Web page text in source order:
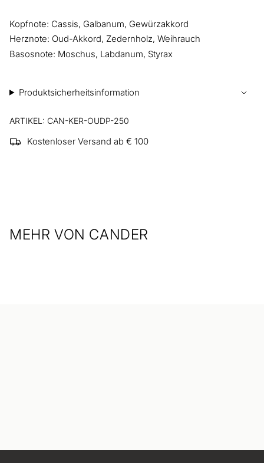
Kopfnote: Cassis, Galbanum, Gewürzakkord
Herznote: Oud-Akkord, Zedernholz, Weihrauch
Basosnote: Moschus, Labdanum, Styrax
Produktsicherheitsinformation
ARTIKEL: CAN-KER-OUDP-250
Kostenloser Versand ab € 100
MEHR VON CANDER